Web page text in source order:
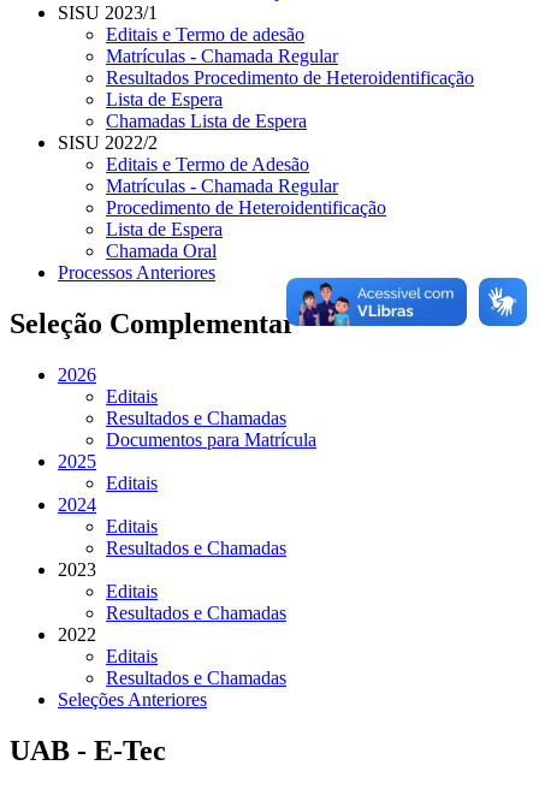
SISU 2023/1
Editais e Termo de adesão
Matrículas - Chamada Regular
Resultados Procedimento de Heteroidentificação
Lista de Espera
Chamadas Lista de Espera
SISU 2022/2
Editais e Termo de Adesão
Matrículas - Chamada Regular
Procedimento de Heteroidentificação
Lista de Espera
Chamada Oral
Processos Anteriores
Seleção Complementar
2026
Editais
Resultados e Chamadas
Documentos para Matrícula
2025
Editais
2024
Editais
Resultados e Chamadas
2023
Editais
Resultados e Chamadas
2022
Editais
Resultados e Chamadas
Seleções Anteriores
UAB - E-Tec